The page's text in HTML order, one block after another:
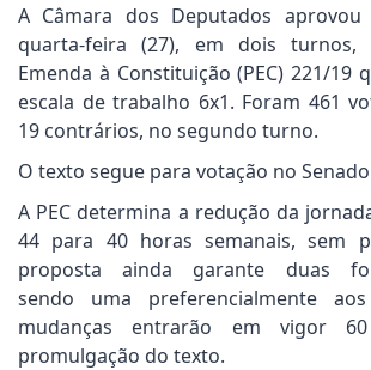
A Câmara dos Deputados
quarta-feira (27), em dois
Emenda à Constituição (PEC) 221/19
escala de trabalho 6x1. Foram 461
19 contrários, no segundo turno.
O texto segue para votação no
A PEC determina a redução da
44 para 40 horas semanais, sem
proposta ainda garante duas
sendo uma preferencialmente
mudanças entrarão em vigor
promulgação do texto.